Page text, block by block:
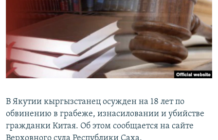
В Якутии кыргызстанец осужден на 18 лет по
обвинению в грабеже, изнасиловании и убийстве
гражданки Китая. Об этом сообщается на сайте